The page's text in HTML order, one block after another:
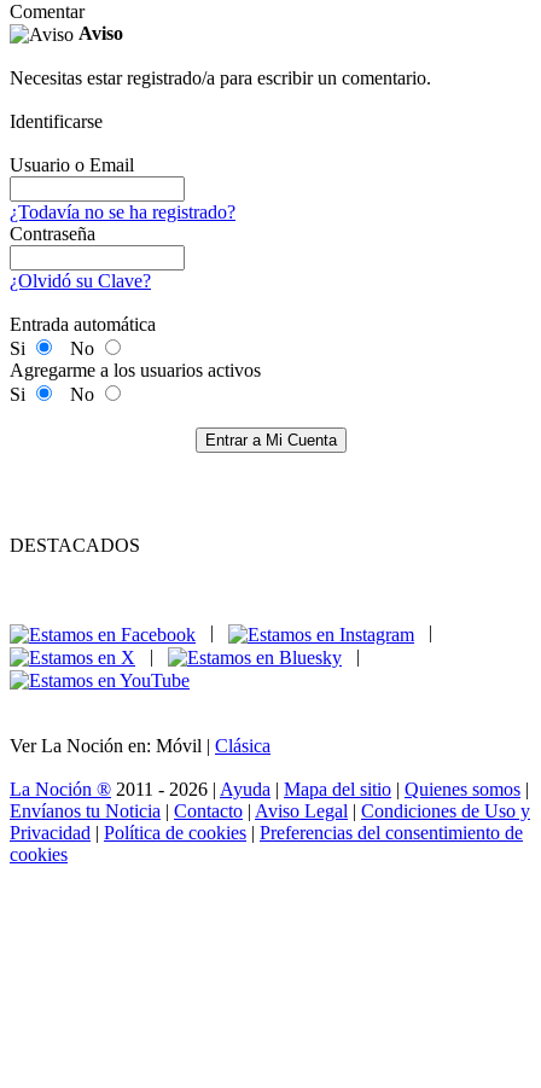
Comentar
Aviso
Necesitas estar registrado/a para escribir un comentario.
Identificarse
Usuario o Email
¿Todavía no se ha registrado?
Contraseña
¿Olvidó su Clave?
Entrada automática
Si
No
Agregarme a los usuarios activos
Si
No
Entrar a Mi Cuenta
DESTACADOS
|
|
Ver La Noción en: Móvil | Clásica
La Noción ® 2011 - 2026 | Ayuda | Mapa del sitio | Quienes somos |
Envíanos tu Noticia | Contacto | Aviso Legal | Condiciones de Uso y
Privacidad | Política de cookies | Preferencias del consentimiento de
cookies